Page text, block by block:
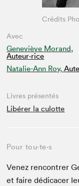
Avec
Geneviève Morand,
Auteur·rice
Natalie-Ann Roy,
Crédits
Livres présentés
Libérer la culotte
Pour tou⋅te⋅s
Venez ren­con­tr­er
et faire dédi­cac­er